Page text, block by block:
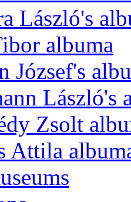
László's
albuma
József's
László's
Zsolt
Attila